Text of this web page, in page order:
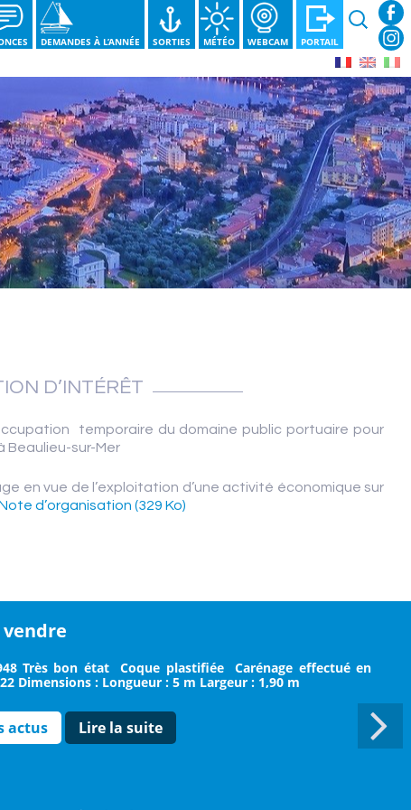
DEMANDES À L’ANNÉE SORTIES MÉTÉO WEBCAM PORTAIL
D’INTÉRÊT
temporaire du domaine public portuaire pour
Beaulieu-sur-Mer
en vue de l’exploitation d’une activité économique sur
d’organisation (329 Ko)
Très bon état  Coque plastifiée  Carénage effectué en
Dimensions : Longueur : 5 m Largeur : 1,90 m
actus Lire la suite